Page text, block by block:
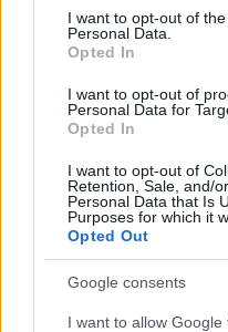
consent section.
I want to opt-out of
Personal Data.
Opted In
I want to opt-out of
Personal Data for
Opted In
I want to opt-out of
Retention, Sale, and/
Personal Data that Is
Purposes for which it
Opted Out
Google consents
I want to allow
Condividi l'articolo
F
a
ce
b
o
o
k
T
w
it
te
r
Pi
n
te
re
st
s
NOTIZIE RECENTI